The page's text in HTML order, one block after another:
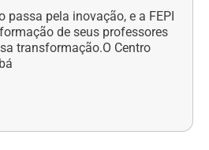
passa pela inovação, e a FEPI
de seus professores
transformação.O Centro